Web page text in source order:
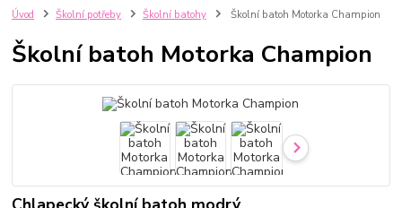
Úvod Školní potřeby Školní batohy Školní batoh Motorka Champion
Školní batoh Motorka Champion